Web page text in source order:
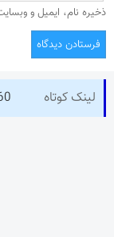
ذخیره نام، ایمیل و
لینک کوتاه